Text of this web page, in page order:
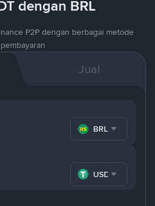
dengan BRL
P2P dengan berbagai metode
pembayaran
Jual
BRL
USDT